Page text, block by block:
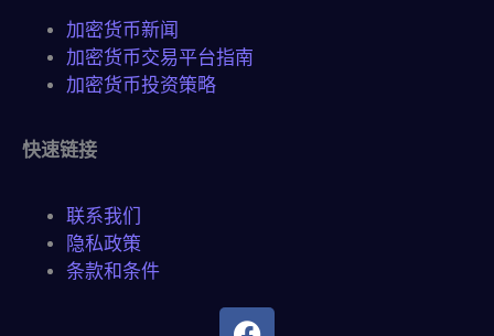
加密货币新闻
加密货币交易平台指南
加密货币投资策略
快速链接
联系我们
隐私政策
条款和条件